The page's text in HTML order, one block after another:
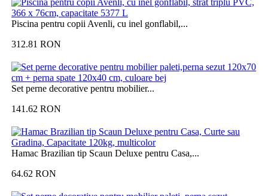
Piscina pentru copii Avenli, cu inel gonflabil,...
312.81 RON
Set perne decorative pentru mobilier...
141.62 RON
Hamac Brazilian tip Scaun Deluxe pentru Casa,...
64.62 RON